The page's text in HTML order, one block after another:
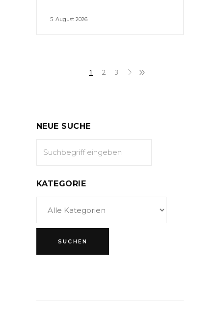
5. August 2026
1 2 3
NEUE SUCHE
KATEGORIE